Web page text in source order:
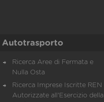
Autotrasporto
Ricerca Aree di Fermata e
Nulla Osta
Ricerca Imprese Iscritte REN
Autorizzate all'Esercizio della